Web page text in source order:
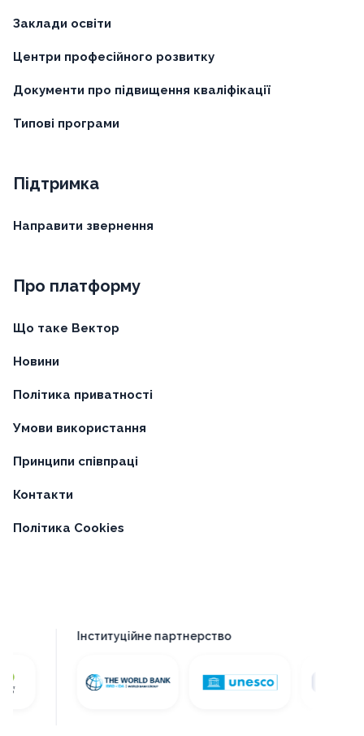
Заклади освіти
Центри професійного розвитку
Документи про підвищення кваліфікації
Типові програми
Підтримка
Направити звернення
Про платформу
Що таке Вектор
Новини
Політика приватності
Умови використання
Принципи співпраці
Контакти
Політика Cookies
Інституційне партнерство